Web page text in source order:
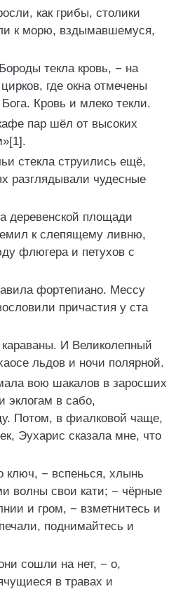
как грибы, столики
к морю, вздымавшемуся,
текла кровь, − на
где окна отмечены
Кровь и млеко текли.
пар шёл от высоких
стекла струились ещё,
разглядывали чудесные
деревенской площади
к слепящему ливню,
флюгера и петухов с
фортепиано. Мессу
причастия у ста
И Великолепный
льдов и ночи полярной.
вою шакалов в заросших
эклогам в сабо,
Потом, в фиалковой чаще,
Эухарис сказала мне, что
ключ, − вспенься, хлынь
волны свои кати; − чёрные
и гром, − взметнитесь и
поднимайтесь и
сошли на нет, − о,
в травах и